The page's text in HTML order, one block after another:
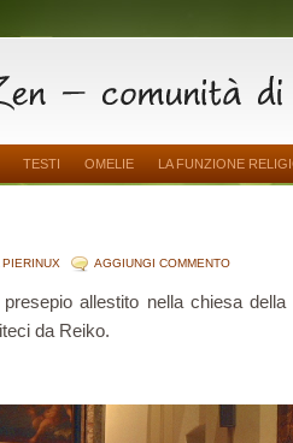
TESTI OMELIE LA FUNZIONE
AGGIUNGI COMMENTO
allestito nella chiesa
da Reiko.